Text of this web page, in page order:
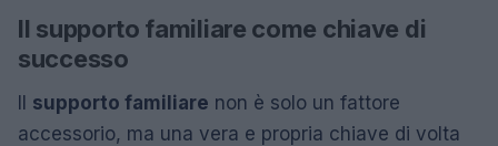
Il supporto familiare come chiave di
successo
Il supporto familiare non è solo un fattore
accessorio, ma una vera e propria chiave di volta